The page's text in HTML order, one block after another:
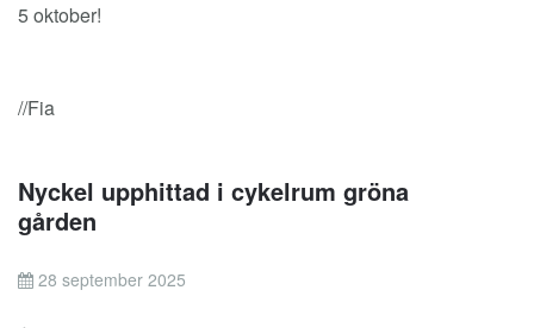
5 oktober!
//Fia
Nyckel upphittad i cykelrum gröna
gården
28 september 2025